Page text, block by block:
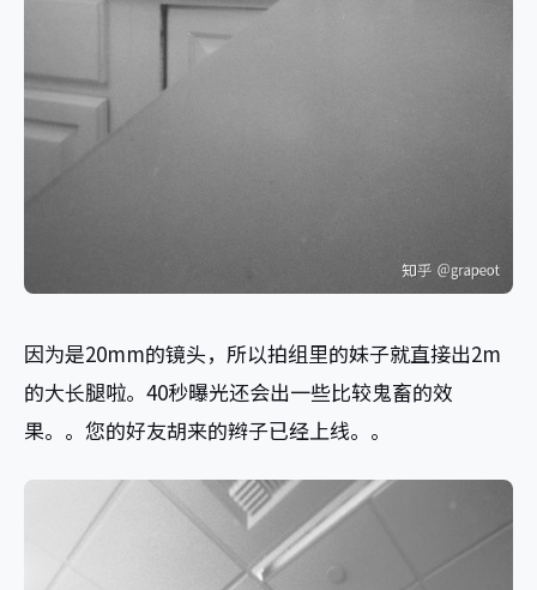
因为是20mm的镜头，所以拍组里的妹子就直接出2m
的大长腿啦。40秒曝光还会出一些比较鬼畜的效
果。。您的好友胡来的辫子已经上线。。